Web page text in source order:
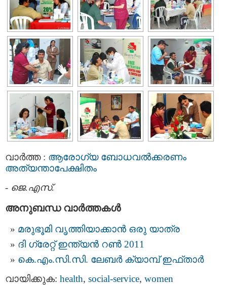
വാര്‍ത്ത : ആരോഗ്യ ബോധവല്‍ക്കരണം
അത്യന്താപേക്ഷിതം
- ജെ.എസ്.
അനുബന്ധ വാര്‍ത്തകള്‍
മരുഭൂമി വൃത്തിയാക്കാന്‍ ഒരു യാത്ര
ദി ഗ്രേറ്റ്‌ ഇന്ത്യന്‍ റണ്‍ 2011
കെ.എം.സി.സി. ലേബര്‍ ക്യാമ്പ്‌ ഇഫ്താര്‍
വായിക്കുക: health, social-service, women